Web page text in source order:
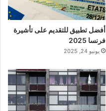
أفضل تطبيق للتقديم على تأشيرة
فرنسا 2025
يونيو 24, 2025